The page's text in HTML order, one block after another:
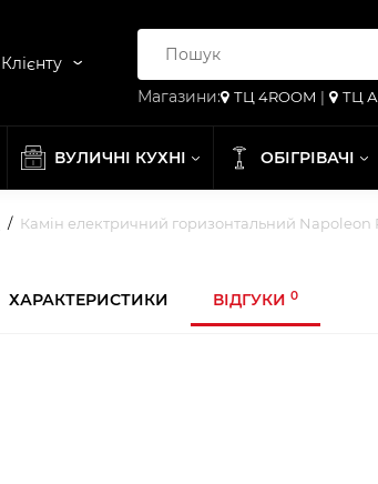
Клієнту
Магазини: ТЦ 4ROOM | ТЦ
ВУЛИЧНІ КУХНІ ОБІГРІВАЧІ
Камін електричний горизонтальний Napoleon
ХАРАКТЕРИСТИКИ ВІДГУКИ 0